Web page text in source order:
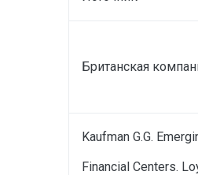
Британская
Kaufman G.G.
Financial Centers.